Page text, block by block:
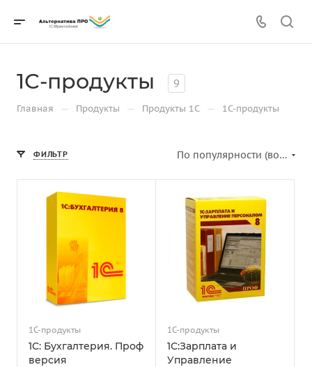
1С-продукты 9
Главная — Продукты — Продукты 1С — 1С-продукты
ФИЛЬТР По популярности (возрастание)
1С-продукты
1С: Бухгалтерия. Проф
версия
1С-продукты
1С:Зарплата и
Управление